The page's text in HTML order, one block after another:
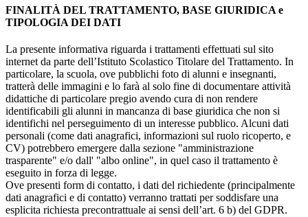
FINALITÀ DEL TRATTAMENTO, BASE GIURIDICA e
TIPOLOGIA DEI DATI
La presente informativa riguarda i trattamenti effettuati sul sito
internet da parte dell’Istituto Scolastico Titolare del Trattamento. In
particolare, la scuola, ove pubblichi foto di alunni e insegnanti,
tratterà delle immagini e lo farà al solo fine di documentare attività
didattiche di particolare pregio avendo cura di non rendere
identificabili gli alunni in mancanza di base giuridica che non si
identifichi nel perseguimento di un interesse pubblico. Alcuni dati
personali (come dati anagrafici, informazioni sul ruolo ricoperto, e
CV) potrebbero emergere dalla sezione "amministrazione
trasparente" e/o dall' "albo online", in quel caso il trattamento è
eseguito in forza di legge.
Ove presenti form di contatto, i dati del richiedente (principalmente
dati anagrafici e di contatto) verranno trattati per soddisfare una
esplicita richiesta precontrattuale ai sensi dell’art. 6 b) del GDPR.